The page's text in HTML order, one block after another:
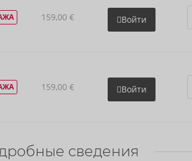
159,00 € Войти
159,00 € Войти
сведения